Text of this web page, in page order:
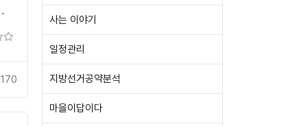
170
사는 이야기
일정관리
지방선거공약분석
마을이답이다